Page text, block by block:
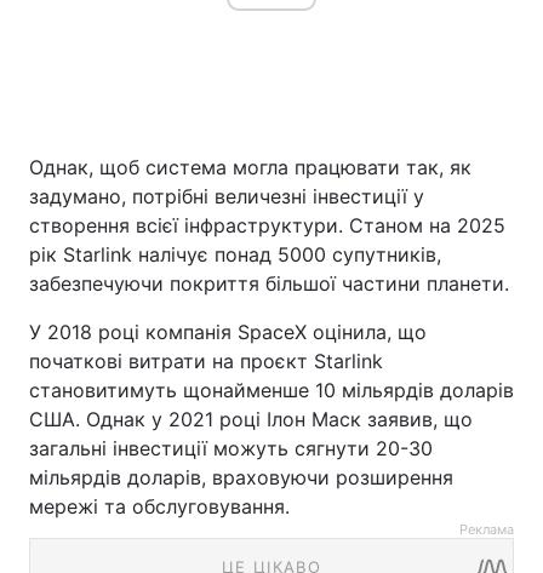
Однак, щоб система могла працювати так, як
задумано, потрібні величезні інвестиції у
створення всієї інфраструктури. Станом на 2025
рік Starlink налічує понад 5000 супутників,
забезпечуючи покриття більшої частини планети.
У 2018 році компанія SpaceX оцінила, що
початкові витрати на проєкт Starlink
становитимуть щонайменше 10 мільярдів доларів
США. Однак у 2021 році Ілон Маск заявив, що
загальні інвестиції можуть сягнути 20-30
мільярдів доларів, враховуючи розширення
мережі та обслуговування.
Реклама